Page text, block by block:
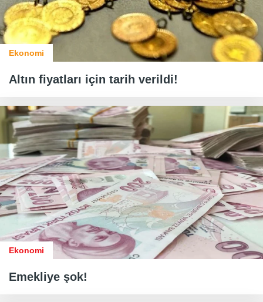
Ekonomi
Altın fiyatları için tarih verildi!
Ekonomi
Emekliye şok!